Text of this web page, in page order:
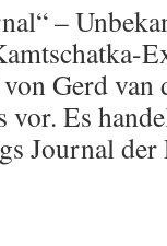
–
Gerd
vor. Es
Journal der